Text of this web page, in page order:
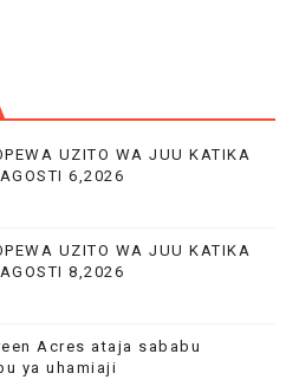
UZITO WA JUU KATIKA
6,2026
UZITO WA JUU KATIKA
8,2026
Acres ataja sababu
ya uhamiaji